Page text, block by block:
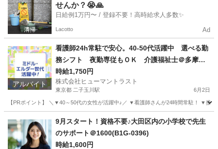
せんか？😭🙏
日給例1万円〜 / 登録不要！高時給求人多数✨
Lacotto Ad
アルバイト
看護師24h常駐で安心。40-50代活躍中 選べる勤
務シフト 夜勤専従もＯＫ 介護福祉士＠多摩堤
通り/鎌田四丁目(ES1W-3576)
時給1,750円
株式会社ヒューマントラスト
東京都 二子玉川駅 6月2日
【PRポイント】 ＼▼40～50代の女性が活躍中♪／ ▼看護師さんが24時間常駐！ ▼接
二子玉川駅 介護福祉士 時給
9月スタート！資格不要♪大田区内の小学校で先生
のサポート＠1600(B1G-0396)
時給1,600円